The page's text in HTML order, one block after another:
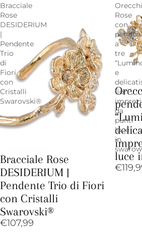
Bracciale
Rose
DESIDERIUM
|
Pendente
Trio
di
Fiori
con
Cristalli
Swarovski®
Bracciale Rose
DESIDERIUM |
Pendente Trio di Fiori
con Cristalli
Swarovski®
€107,99
Rose
con
a
tre
e
fiori”,
da
punti
luce
in
luce